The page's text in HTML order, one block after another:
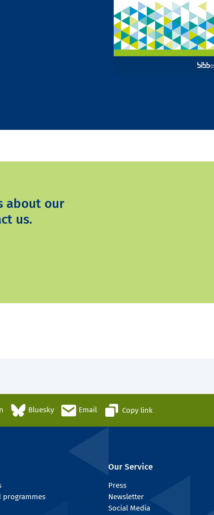
about our
us.
Bluesky Email Copy link
programmes
Our Service
Press
Newsletter
Social Media